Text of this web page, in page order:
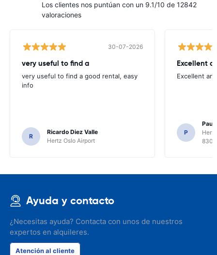
Los clientes nos puntúan con un 9.1/10 de 12842
valoraciones
30-07-2026
very useful to find a
very useful to find a good rental, easy
info
R
Ricardo Diez Valle
Hertz Oslo Airport
Excellent
Excellent
P
Paul
8300
Ayuda y contacto
¿Necesitas ayuda? Contacta con unos de nuestros
expertos en alquileres.
Atención al cliente